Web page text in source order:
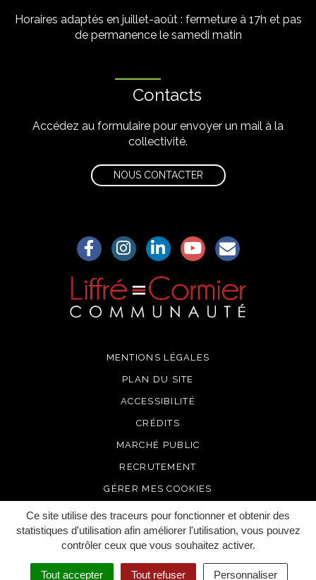
Ce site utilise des traceurs pour fonctionner et obtenir des
statistiques d'utilisation afin améliorer l'utilisation, vous pouvez
contrôler ceux que vous souhaitez activer.
Tout accepter Tout refuser Personnaliser
Horaires adaptés en juillet-août : fermeture à 17h et pas
de permanence le samedi matin
Contacts
Accédez au formulaire pour envoyer un mail à la
collectivité.
NOUS CONTACTER
Lien vers le compte Facebook
Lien vers le compte Instagram
Lien vers le compte Linkedin
Lien vers la chaîne
S'aWonner à
MENTIONS LÉGALES
PLAN DU SITE
ACCESSIBILITÉ
CRÉDITS
MARCHÉ PUBLIC
RECRUTEMENT
GÉRER MES COOKIES